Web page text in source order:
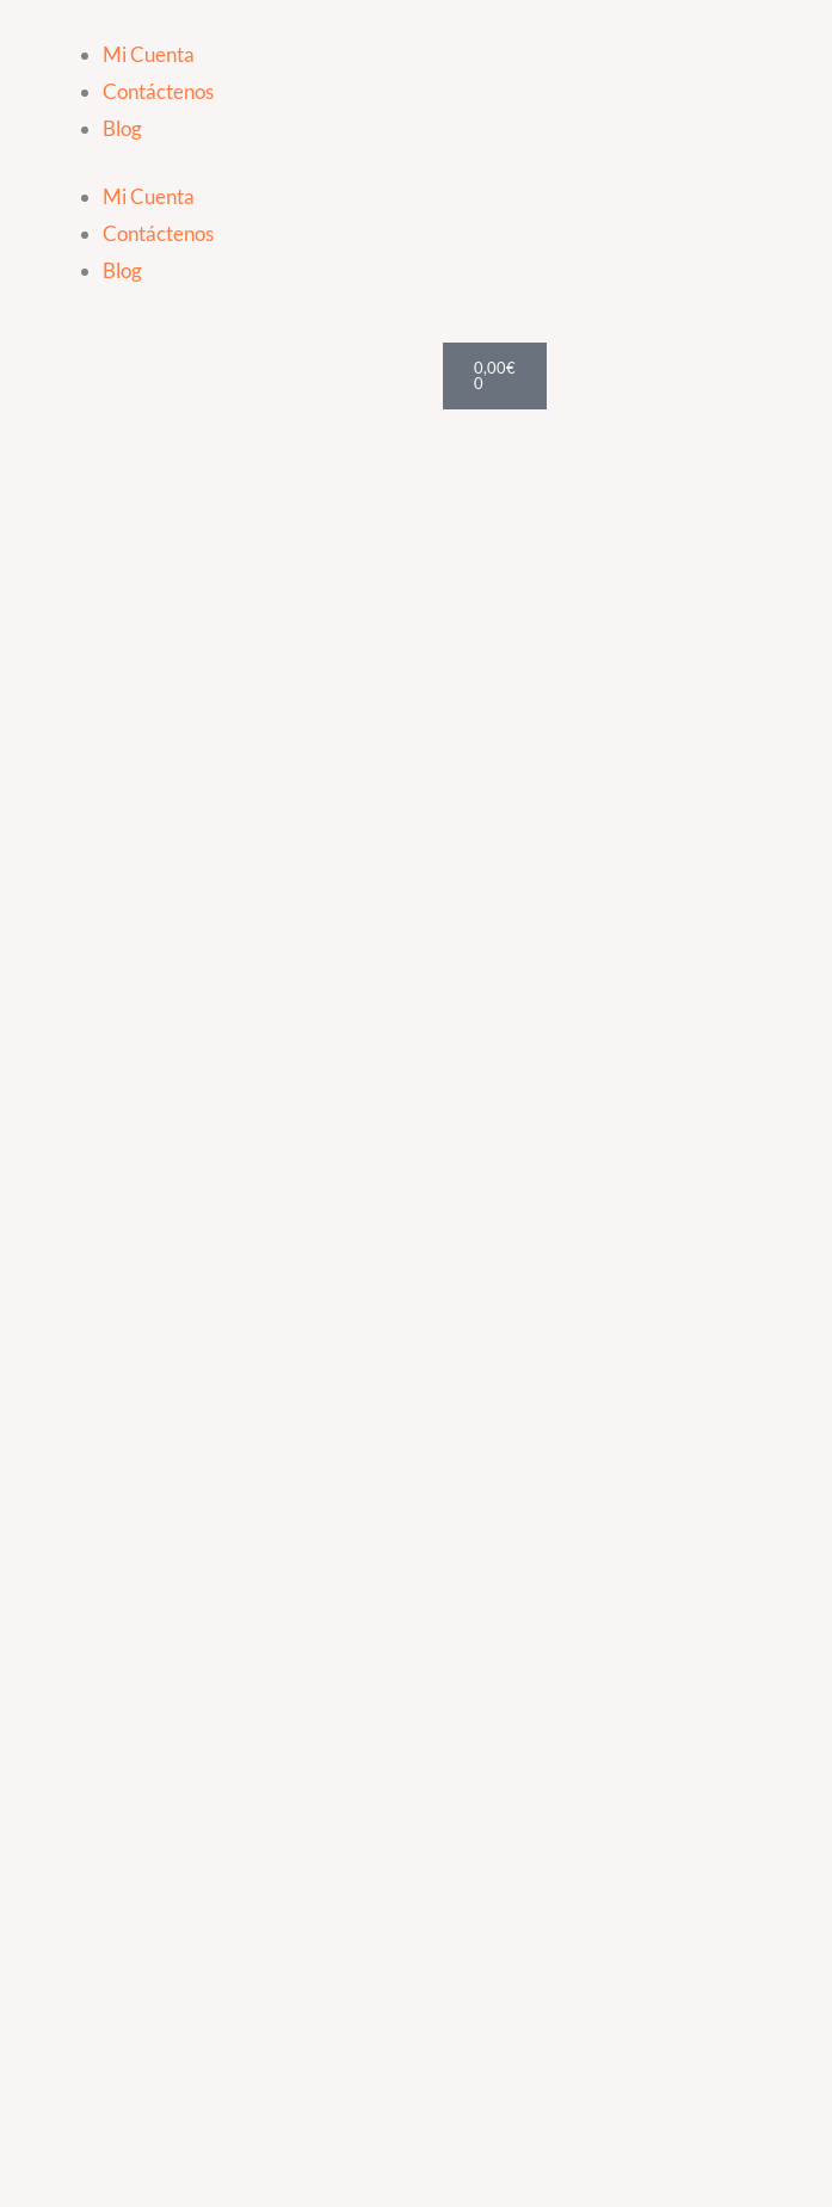
Mi Cuenta
Contáctenos
Blog
Mi Cuenta
Contáctenos
Blog
0,00€
0
Cart